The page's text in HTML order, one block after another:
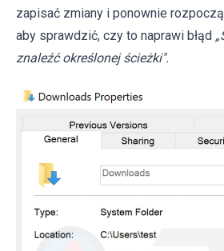
zapisać zmiany i ponownie
aby sprawdzić, czy to naprawi błąd
znaleźć określonej ścieżki".